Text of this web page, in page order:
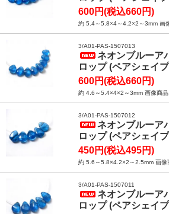
600円(税込660円)
約 5.4～5.8×4～4.2×2～3mm 画
3/A01-PAS-1507013
ネオンブルーア
ロップ (ペアシェイ
600円(税込660円)
約 4.6～5.4×4×2～3mm 画像商品
3/A01-PAS-1507012
ネオンブルーア
ロップ (ペアシェイ
450円(税込495円)
約 5.6～5.8×4.2×2～2.5mm 画像
3/A01-PAS-1507011
ネオンブルーア
ロップ (ペアシェイ